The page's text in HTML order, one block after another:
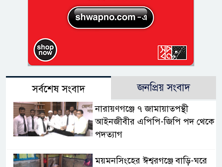
সর্বশেষ সংবাদ জনপ্রিয় সংবাদ
নারায়ণগঞ্জে ৭ জামায়াতপন্থী
আইনজীবীর এপিপি-জিপি পদ থেকে
পদত্যাগ
ময়মনসিংহের ঈশ্বরগঞ্জে বাড়ি-ঘরে